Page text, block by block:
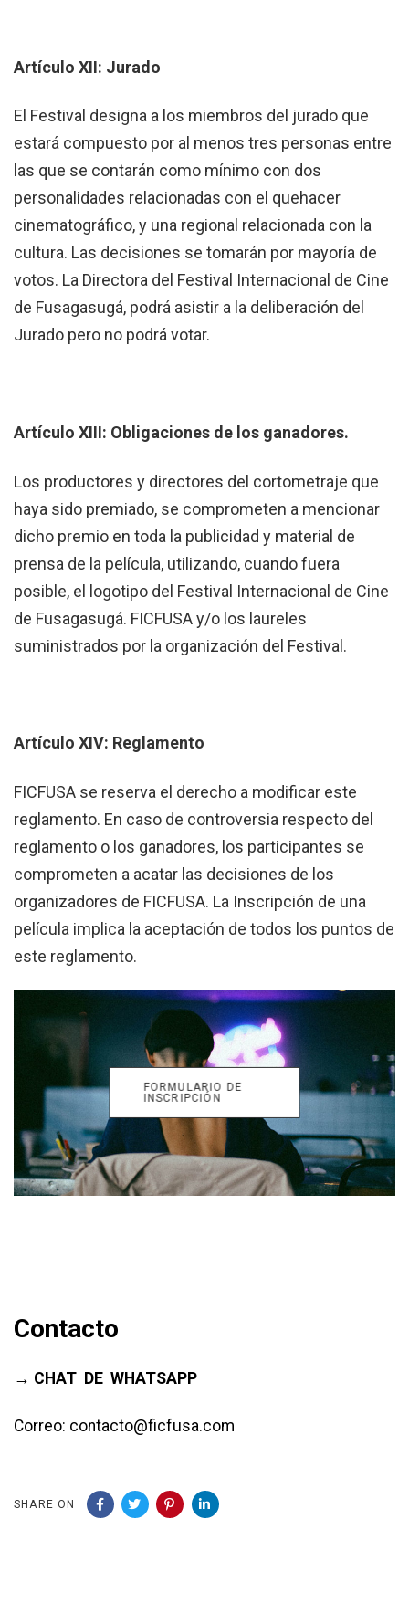
Artículo XII: Jurado
El Festival designa a los miembros del jurado que
estará compuesto por al menos tres personas entre
las que se contarán como mínimo con dos
personalidades relacionadas con el quehacer
cinematográfico, y una regional relacionada con la
cultura. Las decisiones se tomarán por mayoría de
votos. La Directora del Festival Internacional de Cine
de Fusagasugá, podrá asistir a la deliberación del
Jurado pero no podrá votar.
Artículo XIII: Obligaciones de los ganadores.
Los productores y directores del cortometraje que
haya sido premiado, se comprometen a mencionar
dicho premio en toda la publicidad y material de
prensa de la película, utilizando, cuando fuera
posible, el logotipo del Festival Internacional de Cine
de Fusagasugá. FICFUSA y/o los laureles
suministrados por la organización del Festival.
Artículo XIV: Reglamento
FICFUSA se reserva el derecho a modificar este
reglamento. En caso de controversia respecto del
reglamento o los ganadores, los participantes se
comprometen a acatar las decisiones de los
organizadores de FICFUSA. La Inscripción de una
película implica la aceptación de todos los puntos de
este reglamento.
FORMULARIO DE
INSCRIPCIÓN
Contacto
→ CHAT DE WHATSAPP
Correo: contacto@ficfusa.com
SHARE ON